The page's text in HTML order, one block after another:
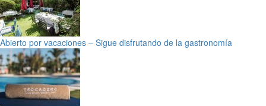
Abierto por vacaciones – Sigue disfrutando de la gastronomía